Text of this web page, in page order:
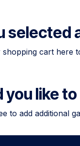
selected
cart here
you like
to add additional